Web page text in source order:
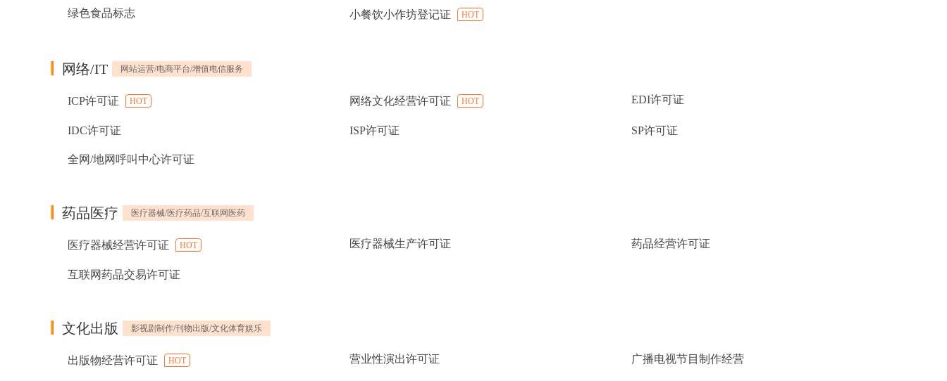
绿色食品标志 小餐饮小作坊登记证 HOT
网络/IT 网站运营/电商平台/增值电信服务
ICP许可证 HOT 网络文化经营许可证 HOT EDI许可证
IDC许可证 ISP许可证 SP许可证
全网/地网呼叫中心许可证
药品医疗 医疗器械/医疗药品/互联网医药
医疗器械经营许可证 HOT 医疗器械生产许可证 药品经营许可证
互联网药品交易许可证
文化出版 影视剧制作/刊物出版/文化体育娱乐
出版物经营许可证 HOT 营业性演出许可证 广播电视节目制作经营